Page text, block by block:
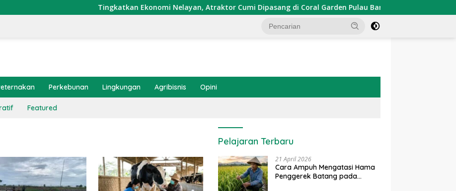
Tingkatkan Ekonomi Nelayan, Atraktor Cumi Dipasang di Coral Garden Pulau Barrang Caddi
Perkebunan Lingkungan Agribisnis Opini
Featured
Pelajaran Terbaru
21 April 2026
Cara Ampuh Mengatasi Hama
Penggerek Batang pada